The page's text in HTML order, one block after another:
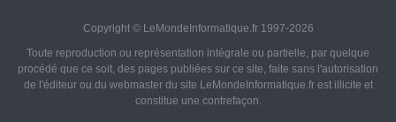
Copyright © LeMondeInformatique.fr 1997-2026
Toute reproduction ou représentation intégrale ou partielle, par quelque
procédé que ce soit, des pages publiées sur ce site, faite sans l'autorisation
de l'éditeur ou du webmaster du site LeMondeInformatique.fr est illicite et
constitue une contrefaçon.